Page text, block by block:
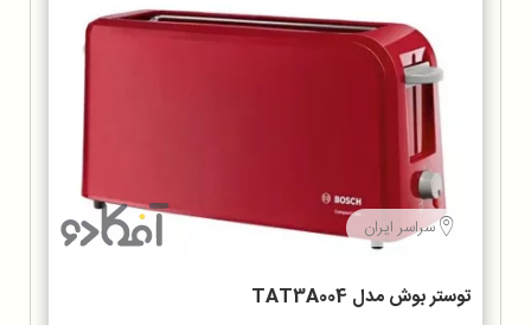
سراسر ایران
توستر بوش مدل TAT3A004